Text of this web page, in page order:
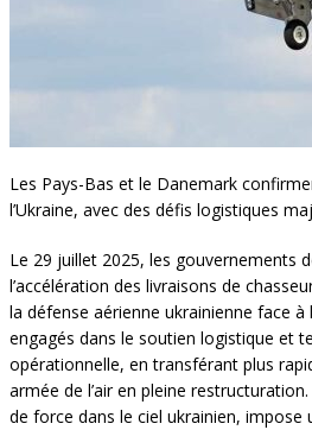
Les Pays-Bas et le Danemark
l’Ukraine, avec des défis logistiques
Le 29 juillet 2025, les gouvernements
l’accélération des livraisons de
la défense aérienne ukrainienne face
engagés dans le soutien logistique et
opérationnelle, en transférant plus
armée de l’air en pleine
de force dans le ciel ukrainien,